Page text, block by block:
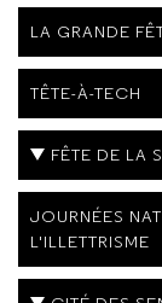
LA GRANDE
TÊTE-À-TECH
FÊTE DE LA
JOURNÉES
L'ILLETTRISME